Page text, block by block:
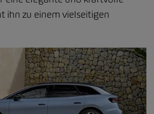
ihn zu einem vielseitigen